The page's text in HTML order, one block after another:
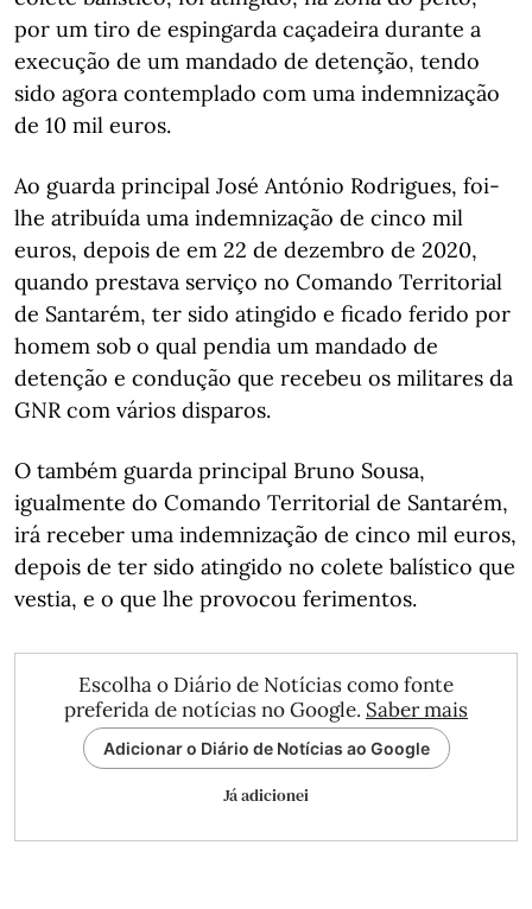
por um tiro de espingarda caçadeira durante a
execução de um mandado de detenção, tendo
sido agora contemplado com uma indemnização
de 10 mil euros.
Ao guarda principal José António Rodrigues, foi-
lhe atribuída uma indemnização de cinco mil
euros, depois de em 22 de dezembro de 2020,
quando prestava serviço no Comando Territorial
de Santarém, ter sido atingido e ficado ferido por
homem sob o qual pendia um mandado de
detenção e condução que recebeu os militares da
GNR com vários disparos.
O também guarda principal Bruno Sousa,
igualmente do Comando Territorial de Santarém,
irá receber uma indemnização de cinco mil euros,
depois de ter sido atingido no colete balístico que
vestia, e o que lhe provocou ferimentos.
Escolha o Diário de Notícias como fonte
preferida de notícias no Google. Saber mais
Adicionar o Diário de Notícias ao Google
Já adicionei